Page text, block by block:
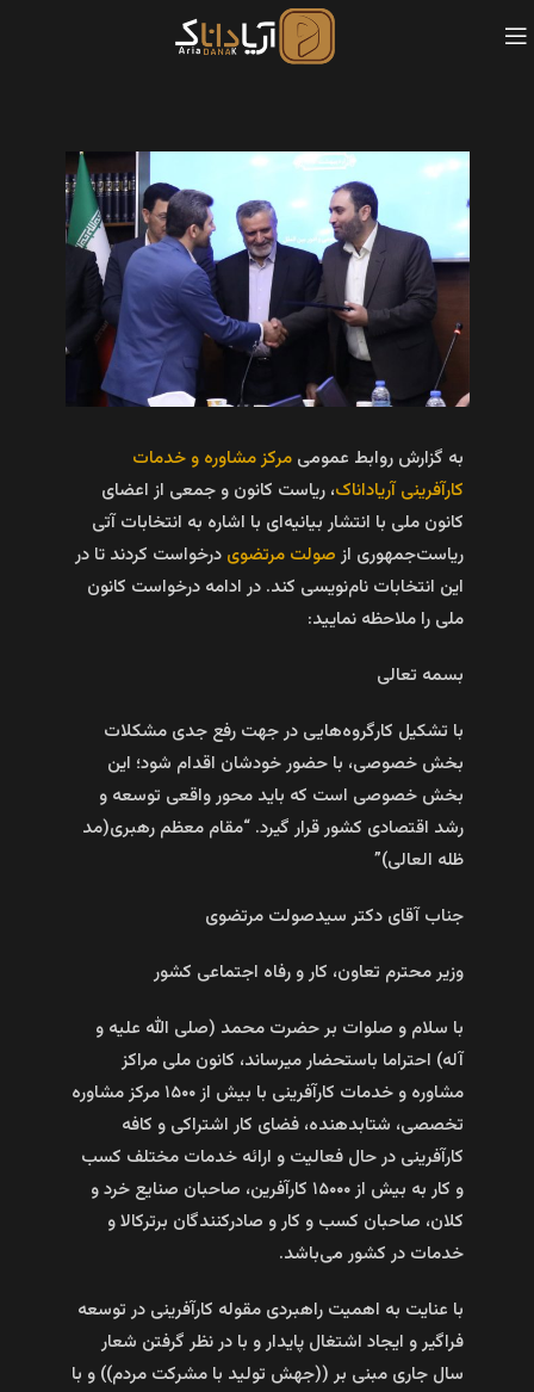
به گزارش روابط عمومی مرکز مشاوره و خدمات
کارآفرینی آریاداناک، ریاست کانون و جمعی از اعضای
کانون ملی با انتشار بیانیه‌ای با اشاره به انتخابات آتی
ریاست‌جمهوری ازصولت مرتضوی درخواست کردند تا در
این انتخابات نام‌نویسی کند. در ادامه درخواست کانون
ملی را ملاحظه نمایید:
بسمه تعالی
با تشکیل کارگروه‌هایی در جهت رفع جدی مشکلات
بخش خصوصی، با حضور خودشان اقدام شود؛ این
بخش خصوصی است که باید محور واقعی توسعه و
رشد اقتصادی کشور قرار گیرد. “مقام معظم رهبری(مد
ظله العالی)”
جناب آقای دکتر سیدصولت مرتضوی
وزیر محترم تعاون، کار و رفاه اجتماعی کشور
با سلام و صلوات بر حضرت محمد (صلی الله علیه و
آله) احتراما باستحضار میرساند، کانون ملی مراکز
مشاوره و خدمات کارآفرینی با بیش از ۱۵۰۰ مرکز مشاوره
تخصصی، شتابدهنده، فضای کار اشتراکی و کافه
کارآفرینی در حال فعالیت و ارائه خدمات مختلف کسب
و کار به بیش از ۱۵۰۰۰ کارآفرین، صاحبان صنایع خرد و
کلان، صاحبان کسب و کار و صادرکنندگان برترکالا و
خدمات در کشور می‌باشد.
با عنایت به اهمیت راهبردی مقوله کارآفرینی در توسعه
فراگیر و ایجاد اشتغال پایدار و با در نظر گرفتن شعار
سال جاری مبنی بر ((جهش تولید با مشرکت مردم)) و با